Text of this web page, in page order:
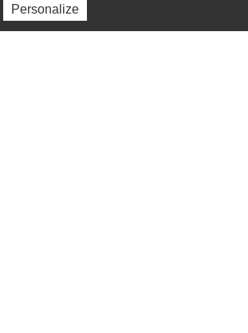
Personalize